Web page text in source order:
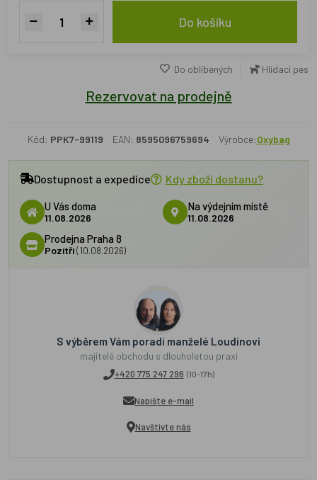
Do košíku
Do oblíbených Hlídací pes
Rezervovat na prodejně
Kód: PPK7-99119 EAN: 8595096759694 Výrobce:Oxybag
Dostupnost a expedice Kdy zboží dostanu?
U Vás doma
11.08.2026
Na výdejním místě
11.08.2026
Prodejna Praha 8
Pozítří(10.08.2026)
S výběrem Vám poradí manželé Loudínovi
majitelé obchodu s dlouholetou praxí
+420 775 247 296 (10-17h)
Napište e-mail
Navštivte nás